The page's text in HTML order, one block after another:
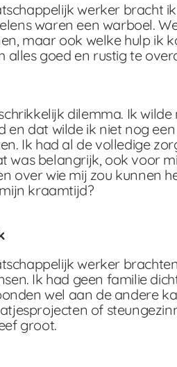
werker bracht
waren een warboel.
maar ook welke hulp ik
alles goed en rustig te
dilemma. Ik
en dat wilde ik niet nog
Ik had al de volledige
was belangrijk, ook voor
over wie mij zou kunnen
kraamtijd?
werker
Ik had geen familie
wel aan de andere
of
groot.